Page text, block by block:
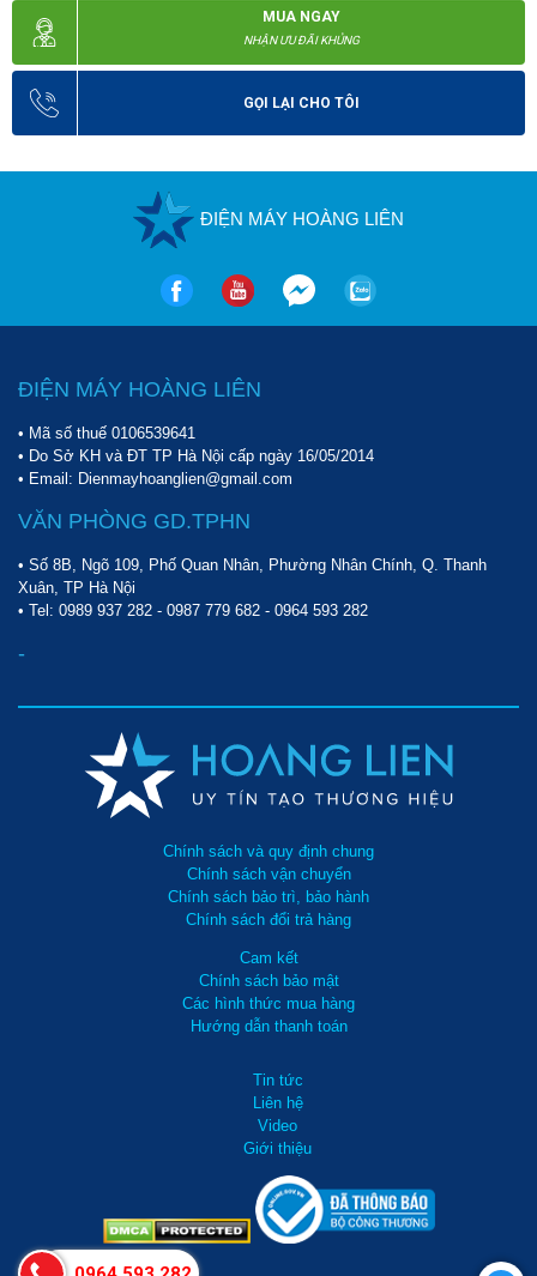
MUA NGAY
NHẬN ƯU ĐÃI KHỦNG
GỌI LẠI CHO TÔI
ĐIỆN MÁY HOÀNG LIÊN
ĐIỆN MÁY HOÀNG LIÊN
• Mã số thuế 0106539641
• Do Sở KH và ĐT TP Hà Nội cấp ngày 16/05/2014
• Email: Dienmayhoanglien@gmail.com
VĂN PHÒNG GD.TPHN
• Số 8B, Ngõ 109, Phố Quan Nhân, Phường Nhân Chính, Q. Thanh
Xuân, TP Hà Nội
• Tel: 0989 937 282 - 0987 779 682 - 0964 593 282
-
Chính sách và quy định chung
Chính sách vận chuyển
Chính sách bảo trì, bảo hành
Chính sách đổi trả hàng
Cam kết
Chính sách bảo mật
Các hình thức mua hàng
Hướng dẫn thanh toán
Tin tức
Liên hệ
Video
Giới thiệu